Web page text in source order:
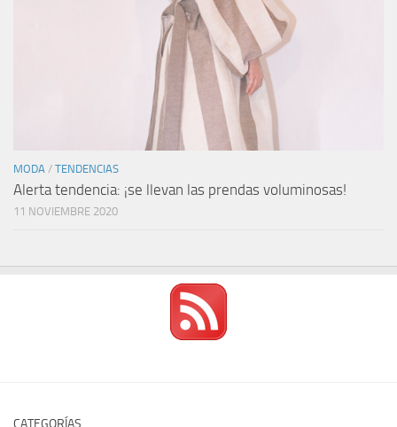
MODA / TENDENCIAS
Alerta tendencia: ¡se llevan las prendas voluminosas!
11 NOVIEMBRE 2020